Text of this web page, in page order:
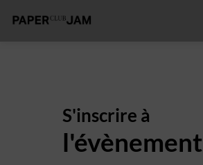
S'inscrire à
l'évènement